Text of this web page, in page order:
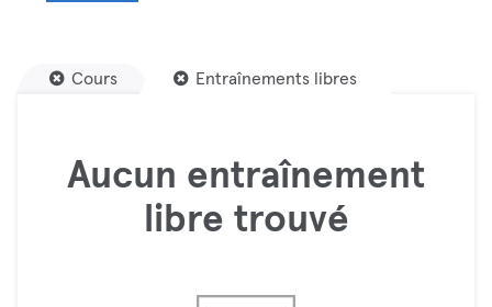
Cours Entraînements libres
Aucun entraînement
libre trouvé